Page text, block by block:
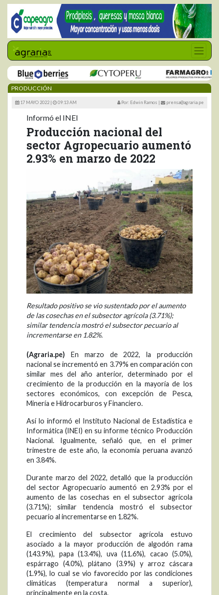
PRODUCCIÓN
17 MAYO 2022 | 09:13 AM Por: Edwin Ramos | prensa@agraria.pe
Informó el INEI
Producción nacional del
sector Agropecuario aumentó
2.93% en marzo de 2022
Resultado positivo se vio sustentado por el aumento
de las cosechas en el subsector agrícola (3.71%);
similar tendencia mostró el subsector pecuario al
incrementarse en 1.82%.
(Agraria.pe) En marzo de 2022, la producción
nacional se incrementó en 3.79% en comparación con
similar mes del año anterior, determinado por el
crecimiento de la producción en la mayoría de los
sectores económicos, con excepción de Pesca,
Minería e Hidrocarburos y Financiero.
Así lo informó el Instituto Nacional de Estadística e
Informática (INEI) en su informe técnico Producción
Nacional. Igualmente, señaló que, en el primer
trimestre de este año, la economía peruana avanzó
en 3.84%.
Durante marzo del 2022, detalló que la producción
del sector Agropecuario aumentó en 2.93% por el
aumento de las cosechas en el subsector agrícola
(3.71%); similar tendencia mostró el subsector
pecuario al incrementarse en 1.82%.
El crecimiento del subsector agrícola estuvo
asociado a la mayor producción de algodón rama
(143.9%), papa (13.4%), uva (11.6%), cacao (5.0%),
espárrago (4.0%), plátano (3.9%) y arroz cáscara
(1.9%), lo cual se vio favorecido por las condiciones
climáticas (temperatura normal a superior),
principalmente en la costa.